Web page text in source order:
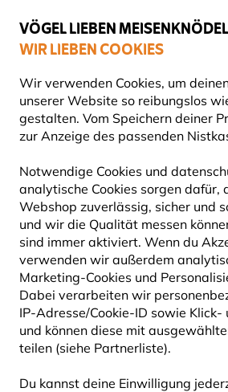
VÖGEL LIEBEN
WIR LIEBEN COOKIES
Wir verwenden Cookies, um
unserer Website so reibungslos
gestalten. Vom Speichern deiner
zur Anzeige des passenden
Notwendige Cookies und
analytische Cookies sorgen dafür,
Webshop zuverlässig, sicher und
und wir die Qualität messen
sind immer aktiviert. Wenn du
verwenden wir außerdem
Marketing-Cookies und
Dabei verarbeiten wir
IP-Adresse/Cookie-ID sowie Klick-
und können diese mit
teilen (siehe Partnerliste).
Du kannst deine Einwilligung
Gratis Versand ab
Geschenke Haushaltswaren
15% RABATT